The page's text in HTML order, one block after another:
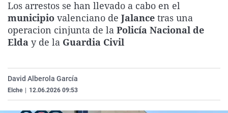
La rosa de los vientos
Gente viajera
Caso
Retornados
Extremadura
Galicia
Virales
Televisión
Los arrestos se han llevado a cabo en el
municipio valenciano de Jalance tras una
operacion cinjunta de la Policía Nacional de
Elda y de la Guardia Civil
David Alberola García
Elche 12.06.2026 09:53